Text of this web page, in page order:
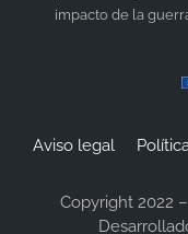
impacto de la
Aviso legal
Copyright 2022